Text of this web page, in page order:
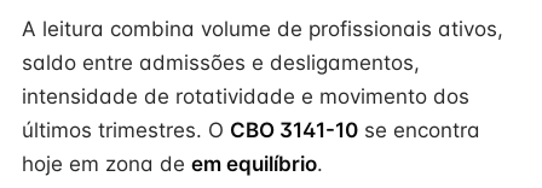
A leitura combina volume de profissionais ativos,
saldo entre admissões e desligamentos,
intensidade de rotatividade e movimento dos
últimos trimestres. O CBO 3141-10 se encontra
hoje em zona de em equilíbrio.